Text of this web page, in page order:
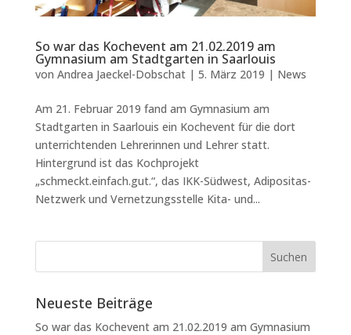
So war das Kochevent am 21.02.2019 am
Gymnasium am Stadtgarten in Saarlouis
von Andrea Jaeckel-Dobschat| 5. März 2019 | News
Am 21. Februar 2019 fand am Gymnasium am
Stadtgarten in Saarlouis ein Kochevent für die dort
unterrichtenden Lehrerinnen und Lehrer statt.
Hintergrund ist das Kochprojekt
„schmeckt.einfach.gut.“, das IKK-Südwest, Adipositas-
Netzwerk und Vernetzungsstelle Kita- und...
Neueste Beiträge
So war das Kochevent am 21.02.2019 am Gymnasium